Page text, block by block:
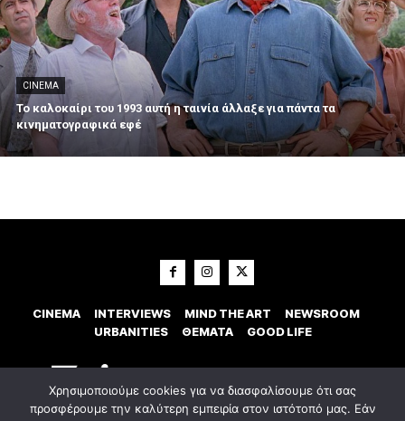
CINEMA
Το καλοκαίρι του 1993 αυτή η ταινία άλλαξε για πάντα τα
κινηματογραφικά εφέ
CINEMA INTERVIEWS MIND THE ART
NEWSROOM
URBANITIES
ΘΕΜΑΤΑ GOOD LIFE
Χρησιμοποιούμε cookies για να διασφαλίσουμε ότι σας
προσφέρουμε την καλύτερη εμπειρία στον ιστότοπό μας. Εάν